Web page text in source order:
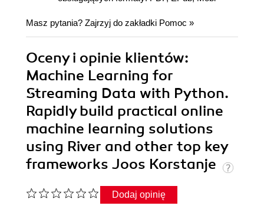
Masz pytania? Zajrzyj do zakładki Pomoc »
Oceny i opinie klientów:
Machine Learning for
Streaming Data with Python.
Rapidly build practical online
machine learning solutions
using River and other top key
frameworks Joos Korstanje
Dodaj opinię